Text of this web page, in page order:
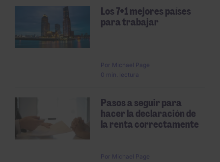
Los 7+1 mejores países
para trabajar
Por Michael Page
0 min. lectura
Pasos a seguir para
hacer la declaración de
la renta correctamente
Por Michael Page